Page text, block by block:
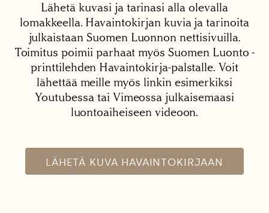
Lähetä kuvasi ja tarinasi alla olevalla
lomakkeella. Havaintokirjan kuvia ja tarinoita
julkaistaan Suomen Luonnon nettisivuilla.
Toimitus poimii parhaat myös Suomen Luonto -
printtilehden Havaintokirja-palstalle. Voit
lähettää meille myös linkin esimerkiksi
Youtubessa tai Vimeossa julkaisemaasi
luontoaiheiseen videoon.
LÄHETÄ KUVA HAVAINTOKIRJAAN